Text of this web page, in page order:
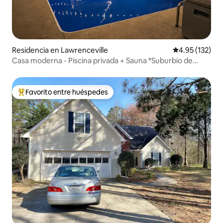
Residencia en Lawrenceville Calificación
4.95 (132)
Casa moderna - Piscina privada + Sauna *Suburbio de
De los mejores en Favorito entre huéspedes
Favorito entre huéspedes